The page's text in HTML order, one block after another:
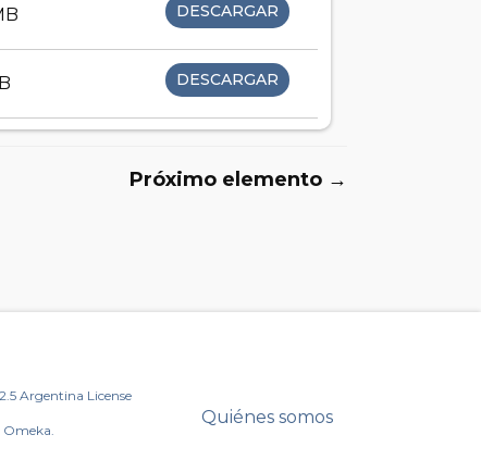
DESCARGAR
DESCARGAR
Próximo elemento →
Argentina License
Omeka.
Quiénes somos